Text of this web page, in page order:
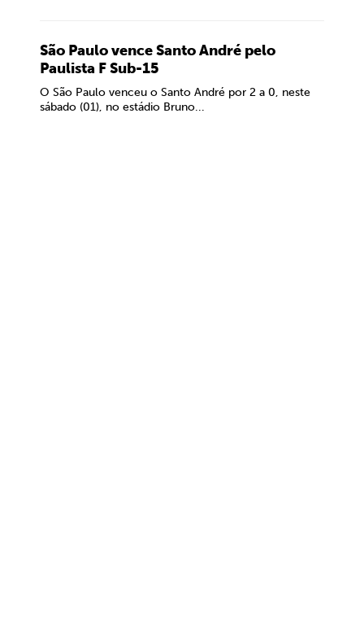
São Paulo vence Santo André pelo
Paulista F Sub-15
O São Paulo venceu o Santo André por 2 a 0, neste
sábado (01), no estádio Bruno...